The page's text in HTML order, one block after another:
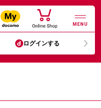
MENU
ログインする